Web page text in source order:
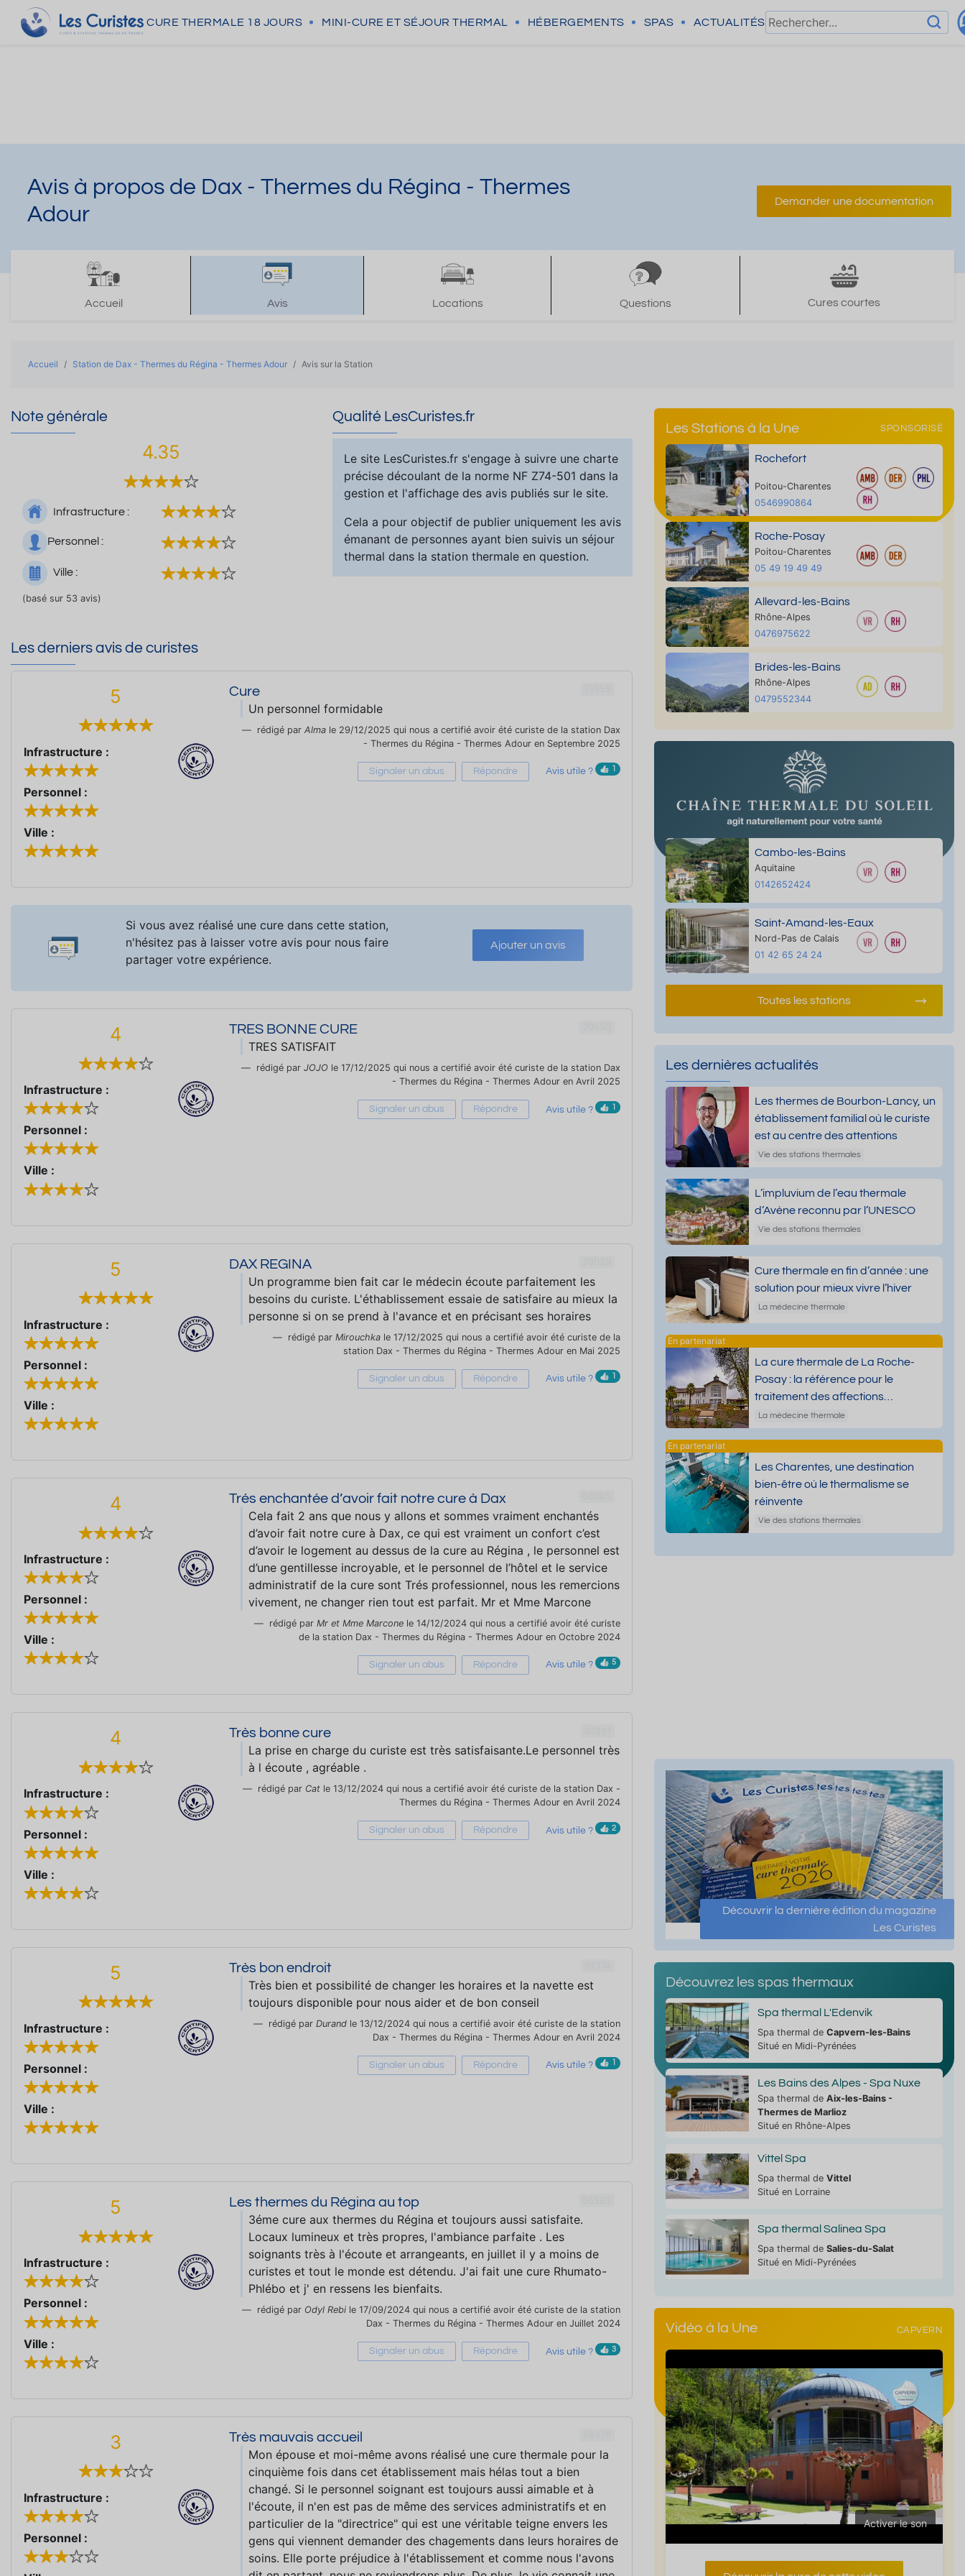
CURE THERMALE 18 JOURS MINI-CURE ET SÉJOUR THERMAL HÉBERGEMENTS SPAS ACTUALITÉS
Avis à propos de Dax - Thermes du Régina - Thermes
Adour
Demander une documentation
Accueil Avis Locations Questions Cures courtes
Accueil Station de Dax - Thermes du Régina - Thermes Adour Avis sur la Station
Note générale
4.35
Infrastructure :
Personnel :
Ville :
(basé sur 53 avis)
Qualité LesCuristes.fr
Le site LesCuristes.fr s'engage à suivre une charte
précise découlant de la norme NF Z74-501 dans la
gestion et l'affichage des avis publiés sur le site.
Cela a pour objectif de publier uniquement les avis
émanant de personnes ayant bien suivis un séjour
thermal dans la station thermale en question.
Les derniers avis de curistes
5
Infrastructure :
Personnel :
Ville :
Cure
Un personnel formidable
rédigé par Almale 29/12/2025 qui nous a certifié avoir été curiste de la station Dax
- Thermes du Régina - Thermes Adour en Septembre 2025
Signaler un abus Répondre Avis utile ? 1
Si vous avez réalisé une cure dans cette station,
n'hésitez pas à laisser votre avis pour nous faire
partager votre expérience.
Ajouter un avis
4
Infrastructure :
Personnel :
Ville :
TRES BONNE CURE
TRES SATISFAIT
rédigé par JOJOle 17/12/2025 qui nous a certifié avoir été curiste de la station Dax
- Thermes du Régina - Thermes Adour en Avril 2025
Signaler un abus Répondre Avis utile ? 1
5
Infrastructure :
Personnel :
Ville :
DAX REGINA
Un programme bien fait car le médecin écoute parfaitement les
besoins du curiste. L'éthablissement essaie de satisfaire au mieux la
personne si on se prend à l'avance et en précisant ses horaires
rédigé par Mirouchkale 17/12/2025 qui nous a certifié avoir été curiste de la
station Dax - Thermes du Régina - Thermes Adour en Mai 2025
Signaler un abus Répondre Avis utile ? 1
4
Infrastructure :
Personnel :
Ville :
Trés enchantée d’avoir fait notre cure à Dax
Cela fait 2 ans que nous y allons et sommes vraiment enchantés
d’avoir fait notre cure à Dax, ce qui est vraiment un confort c’est
d’avoir le logement au dessus de la cure au Régina , le personnel est
d’une gentillesse incroyable, et le personnel de l’hôtel et le service
administratif de la cure sont Trés professionnel, nous les remercions
vivement, ne changer rien tout est parfait. Mr et Mme Marcone
rédigé par Mr et Mme Marconele 14/12/2024 qui nous a certifié avoir été curiste
de la station Dax - Thermes du Régina - Thermes Adour en Octobre 2024
Signaler un abus Répondre Avis utile ? 5
4
Infrastructure :
Personnel :
Ville :
Très bonne cure
La prise en charge du curiste est très satisfaisante.Le personnel très
à l écoute , agréable .
rédigé par Catle 13/12/2024 qui nous a certifié avoir été curiste de la station Dax -
Thermes du Régina - Thermes Adour en Avril 2024
Signaler un abus Répondre Avis utile ? 2
5
Infrastructure :
Personnel :
Ville :
Très bon endroit
Très bien et possibilité de changer les horaires et la navette est
toujours disponible pour nous aider et de bon conseil
rédigé par Durand le 13/12/2024 qui nous a certifié avoir été curiste de la station
Dax - Thermes du Régina - Thermes Adour en Avril 2024
Signaler un abus Répondre Avis utile ? 1
5
Infrastructure :
Personnel :
Ville :
Les thermes du Régina au top
3éme cure aux thermes du Régina et toujours aussi satisfaite.
Locaux lumineux et très propres, l'ambiance parfaite . Les
soignants très à l'écoute et arrangeants, en juillet il y a moins de
curistes et tout le monde est détendu. J'ai fait une cure Rhumato-
Phlébo et j' en ressens les bienfaits.
rédigé par Odyl Rebile 17/09/2024 qui nous a certifié avoir été curiste de la station
Dax - Thermes du Régina - Thermes Adour en Juillet 2024
Signaler un abus Répondre Avis utile ? 3
3
Infrastructure :
Personnel :
Très mauvais accueil
Mon épouse et moi-même avons réalisé une cure thermale pour la
cinquième fois dans cet établissement mais hélas tout a bien
changé. Si le personnel soignant est toujours aussi aimable et à
l'écoute, il n'en est pas de même des services administratifs et en
particulier de la "directrice" qui est une véritable teigne envers les
gens qui viennent demander des chagements dans leurs horaires de
soins. Elle porte préjudice à l'établissement et comme nous l'avons
Les Stations à la Une SPONSORISÉ
Rochefort
Poitou-Charentes
0546990864
Roche-Posay
Poitou-Charentes
05 49 19 49 49
Allevard-les-Bains
Rhône-Alpes
0476975622
Brides-les-Bains
Rhône-Alpes
0479552344
Cambo-les-Bains
Aquitaine
0142652424
Saint-Amand-les-Eaux
Nord-Pas de Calais
01 42 65 24 24
Toutes les stations
Les dernières actualités
Les thermes de Bourbon-Lancy, un
établissement familial où le curiste
est au centre des attentions
Vie des stations thermales
L’impluvium de l’eau thermale
d’Avène reconnu par l’UNESCO
Vie des stations thermales
Cure thermale en fin d’année : une
solution pour mieux vivre l’hiver
La médecine thermale
La cure thermale de La Roche-
Posay : la référence pour le
traitement des affections
dermatologiques
La médecine thermale
Les Charentes, une destination
bien-être où le thermalisme se
réinvente
Vie des stations thermales
Découvrir la dernière édition du magazine
Les Curistes
Découvrez les spas thermaux
Spa thermal L'Edenvik
Spa thermal de Capvern-les-Bains
Situé en Midi-Pyrénées
Les Bains des Alpes - Spa Nuxe
Spa thermal de Aix-les-Bains -
Thermes de Marlioz
Situé en Rhône-Alpes
Vittel Spa
Spa thermal de Vittel
Situé en Lorraine
Spa thermal Salinea Spa
Spa thermal de Salies-du-Salat
Situé en Midi-Pyrénées
Vidéo à la Une CAPVERN
Activer le son